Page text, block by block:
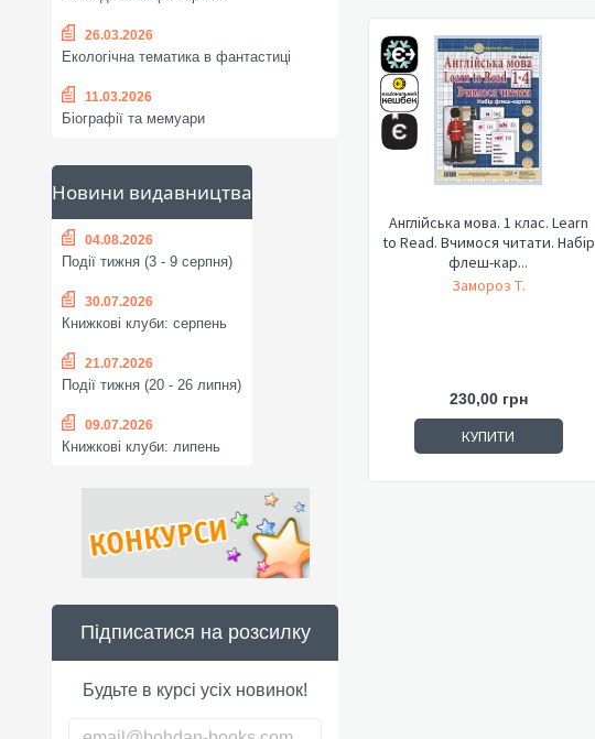
26.03.2026
Екологічна тематика в фантастиці
11.03.2026
Біографії та мемуари
Новини видавництва
04.08.2026
Події тижня (3 - 9 серпня)
30.07.2026
Книжкові клуби: серпень
21.07.2026
Події тижня (20 - 26 липня)
09.07.2026
Книжкові клуби: липень
Підписатися на розсилку
Будьте в курсі усіх новинок!
Англійська мова. 1 клас. Learn
to Read. Вчимося читати. Набір
флеш-кар...
Замороз Т.
230,00 грн
КУПИТИ